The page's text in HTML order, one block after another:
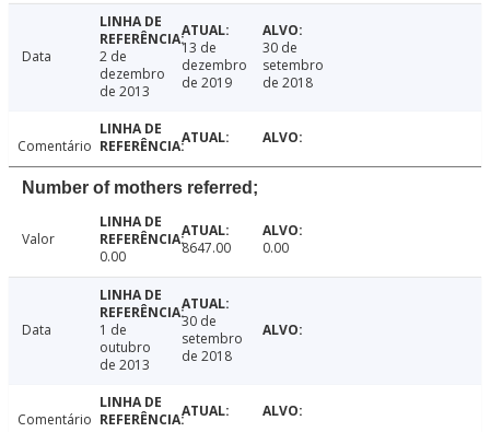
Data
2 de
dezembro
de 2013
13 de
dezembro
de 2019
30 de
setembro
de 2018
Comentário
Number of mothers referred;
Valor
0.00
8647.00 0.00
Data
1 de
outubro
de 2013
30 de
setembro
de 2018
Comentário